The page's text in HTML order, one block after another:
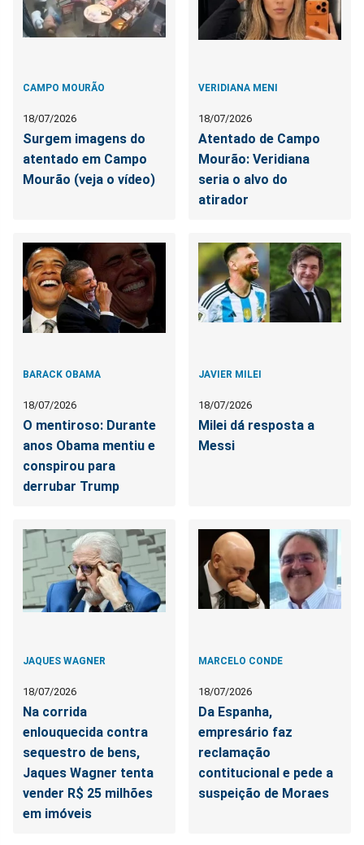
CAMPO MOURÃO
18/07/2026
Surgem imagens do
atentado em Campo
Mourão (veja o vídeo)
VERIDIANA MENI
18/07/2026
Atentado de Campo
Mourão: Veridiana
seria o alvo do
atirador
BARACK OBAMA
18/07/2026
O mentiroso: Durante
anos Obama mentiu e
conspirou para
derrubar Trump
JAVIER MILEI
18/07/2026
Milei dá resposta a
Messi
JAQUES WAGNER
18/07/2026
Na corrida
enlouquecida contra
sequestro de bens,
Jaques Wagner tenta
vender R$ 25 milhões
em imóveis
MARCELO CONDE
18/07/2026
Da Espanha,
empresário faz
reclamação
contitucional e pede a
suspeição de Moraes